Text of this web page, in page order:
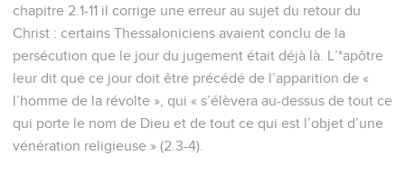
chapitre 2.1-11 il corrige une erreur au sujet du retour du
Christ : certains Thessaloniciens avaient conclu de la
persécution que le jour du jugement était déjà là. L’*apôtre
leur dit que ce jour doit être précédé de l’apparition de «
l’homme de la révolte », qui « s’élèvera au-dessus de tout ce
qui porte le nom de Dieu et de tout ce qui est l’objet d’une
vénération religieuse » (2.3-4).